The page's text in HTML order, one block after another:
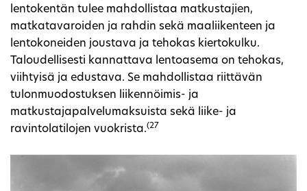
lentokentän tulee mahdollistaa matkustajien,
matkatavaroiden ja rahdin sekä maaliikenteen ja
lentokoneiden joustava ja tehokas kiertokulku.
Taloudellisesti kannattava lentoasema on tehokas,
viihtyisä ja edustava. Se mahdollistaa riittävän
tulonmuodostuksen liikennöimis- ja
matkustajapalvelumaksuista sekä liike- ja
ravintolatilojen vuokrista.(27